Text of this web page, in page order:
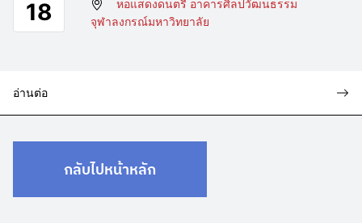
18
หอแสดงดนตรี อาคารศิลปวัฒนธรรม
จุฬาลงกรณ์มหาวิทยาลัย
อ่านต่อ
กลับไปหน้าหลัก